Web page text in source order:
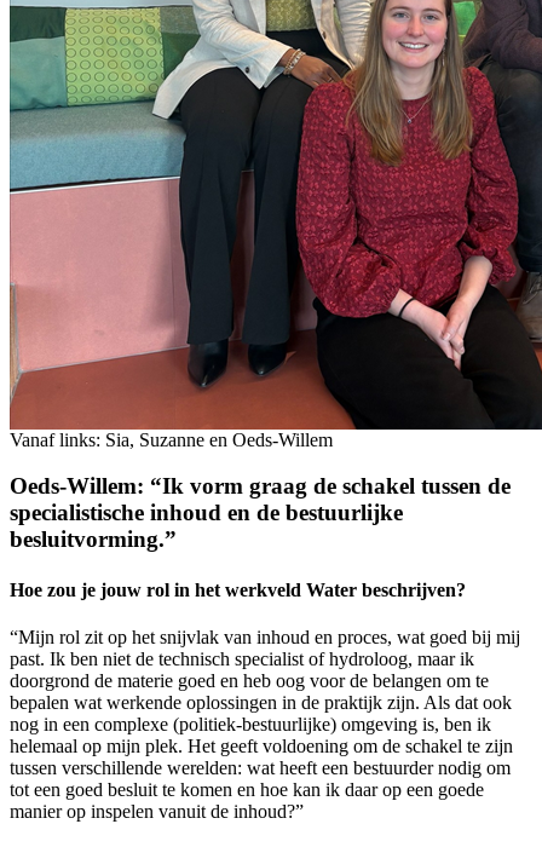
Vanaf links: Sia, Suzanne en Oeds-Willem
Oeds-Willem: “Ik vorm graag de schakel tussen de
specialistische inhoud en de bestuurlijke
besluitvorming.”
Hoe zou je jouw rol in het werkveld Water beschrijven?
“Mijn rol zit op het snijvlak van inhoud en proces, wat goed bij mij
past. Ik ben niet de technisch specialist of hydroloog, maar ik
doorgrond de materie goed en heb oog voor de belangen om te
bepalen wat werkende oplossingen in de praktijk zijn. Als dat ook
nog in een complexe (politiek-bestuurlijke) omgeving is, ben ik
helemaal op mijn plek. Het geeft voldoening om de schakel te zijn
tussen verschillende werelden: wat heeft een bestuurder nodig om
tot een goed besluit te komen en hoe kan ik daar op een goede
manier op inspelen vanuit de inhoud?”